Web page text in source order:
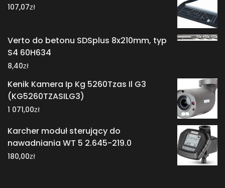
107,07zł
Verto do betonu SDSplus 8x210mm, typ
S4 60H634
8,40zł
Kenik Kamera Ip Kg 5260Tzas Il G3
(KG5260TZASILG3)
1 071,00zł
Karcher moduł sterujący do
nawadniania WT 5 2.645-219.0
180,00zł